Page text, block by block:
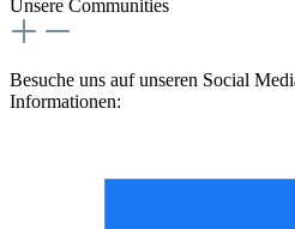
Unsere Communities
Besuche uns auf unseren Social
Informationen: